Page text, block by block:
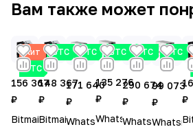
Вам также может
Хит
BTC
156 367
₽
Bitmain
BTC
148 367
₽
Bitmain
BTC
171 640
₽
Whatsminer
BTC
135 276
₽
Whatsminer
BTC
290 674
₽
Whatsminer
BTC
99 073
₽
₽